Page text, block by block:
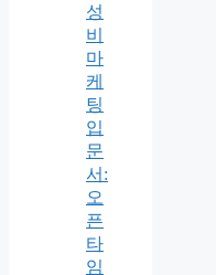
성
비
마
케
팅
입
문
서:
오
픈
타
임